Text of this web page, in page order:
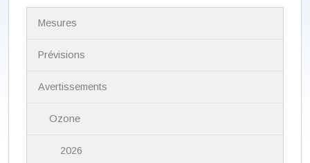
Mesures
Prévisions
Avertissements
Ozone
2026